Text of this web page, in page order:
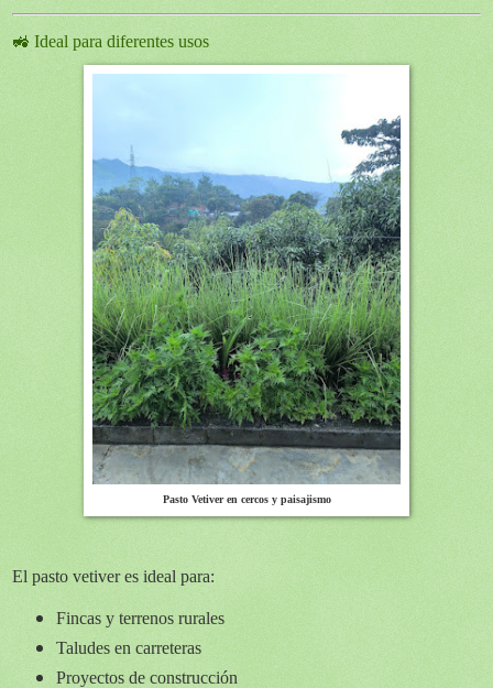
🚜 Ideal para diferentes usos
Pasto Vetiver en cercos y paisajismo
El pasto vetiver es ideal para:
Fincas y terrenos rurales
Taludes en carreteras
Proyectos de construcción